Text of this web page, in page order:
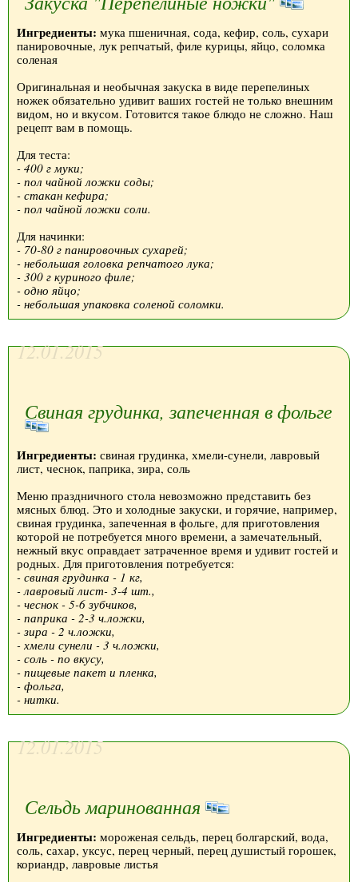
Ингредиенты: мука пшеничная, сода, кефир, соль, сухари
панировочные, лук репчатый, филе курицы, яйцо, соломка
соленая
Оригинальная и необычная закуска в виде перепелиных
ножек обязательно удивит ваших гостей не только внешним
видом, но и вкусом. Готовится такое блюдо не сложно. Наш
рецепт вам в помощь.
Для теста:
- 400 г муки;
- пол чайной ложки соды;
- стакан кефира;
- пол чайной ложки соли.
Для начинки:
- 70-80 г панировочных сухарей;
- небольшая головка репчатого лука;
- 300 г куриного филе;
- одно яйцо;
- небольшая упаковка соленой соломки.
12.01.2015
Свиная грудинка, запеченная в фольге
Ингредиенты: свиная грудинка, хмели-сунели, лавровый
лист, чеснок, паприка, зира, соль
Меню праздничного стола невозможно представить без
мясных блюд. Это и холодные закуски, и горячие, например,
свиная грудинка, запеченная в фольге, для приготовления
которой не потребуется много времени, а замечательный,
нежный вкус оправдает затраченное время и удивит гостей и
родных. Для приготовления потребуется:
- свиная грудинка - 1 кг,
- лавровый лист- 3-4 шт.,
- чеснок - 5-6 зубчиков,
- паприка - 2-3 ч.ложки,
- зира - 2 ч.ложки,
- хмели сунели - 3 ч.ложки,
- соль - по вкусу,
- пищевые пакет и пленка,
- фольга,
- нитки.
12.01.2015
Сельдь маринованная
Ингредиенты: мороженая сельдь, перец болгарский, вода,
соль, сахар, уксус, перец черный, перец душистый горошек,
кориандр, лавровые листья